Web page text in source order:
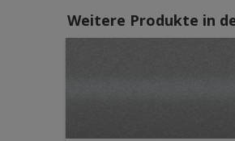
Weitere Produkte in